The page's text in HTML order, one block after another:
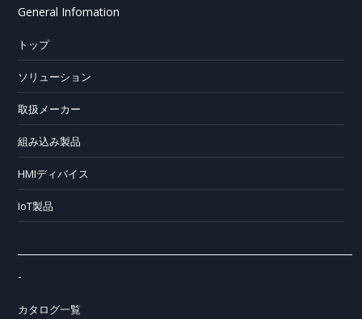
General Infomation
トップ
ソリューション
取扱メーカー
組み込み製品
HMIディバイス
IoT製品
-
カタログ一覧